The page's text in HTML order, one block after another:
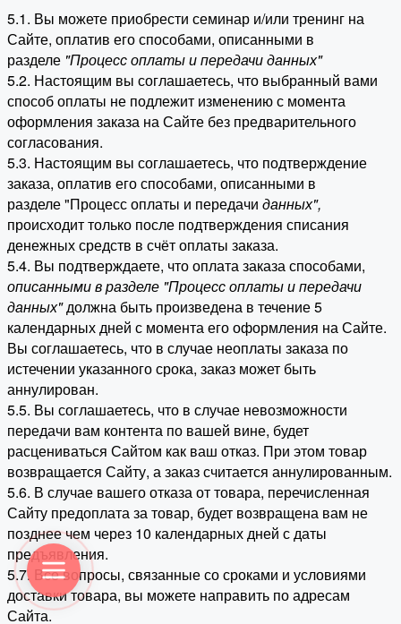
5.1. Вы можете приобрести семинар и/или тренинг на
Сайте, оплатив его способами, описанными в
разделе "Процесс оплаты и передачи данных"
5.2. Настоящим вы соглашаетесь, что выбранный вами
способ оплаты не подлежит изменению с момента
оформления заказа на Сайте без предварительного
согласования.
5.3. Настоящим вы соглашаетесь, что подтверждение
заказа, оплатив его способами, описанными в
разделе "Процесс оплаты и передачи данных",
происходит только после подтверждения списания
денежных средств в счёт оплаты заказа.
5.4. Вы подтверждаете, что оплата заказа способами,
описанными в разделе "Процесс оплаты и передачи
данных"должна быть произведена в течение 5
календарных дней с момента его оформления на Сайте.
Вы соглашаетесь, что в случае неоплаты заказа по
истечении указанного срока, заказ может быть
аннулирован.
5.5. Вы соглашаетесь, что в случае невозможности
передачи вам контента по вашей вине, будет
расцениваться Сайтом как ваш отказ. При этом товар
возвращается Сайту, а заказ считается аннулированным.
5.6. В случае вашего отказа от товара, перечисленная
Сайту предоплата за товар, будет возвращена вам не
позднее чем через 10 календарных дней с даты
предъявления.
5.7. Все вопросы, связанные со сроками и условиями
доставки товара, вы можете направить по адресам
Сайта.